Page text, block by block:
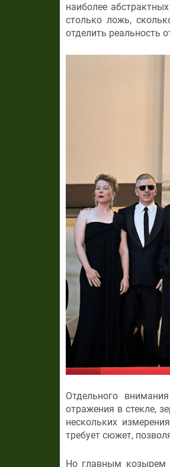
наиболее
столько ложь,
отделить реальность
Отдельного
отражения в стекле,
нескольких
требует сюжет,
Но главным козырем